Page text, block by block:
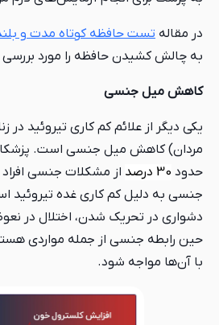
در مقاله تست حافظه کوتاه مدت و
به چالش کشیدن حافظه را مورد بررسی
کاهش میل جنسی
یکی دیگر از علائم کم کاری تیروئید در
مردان) کاهش میل جنسی است. پزشکان
حدود 30 درصد
از مشکلات جنسی
جنسی به دلیل کم کاری غده تیروئید
دشواری در تحریک شدن، اختلال در نعوظ،
حین رابطه جنسی از جمله مواردی
با آن‌ها مواجه شود.